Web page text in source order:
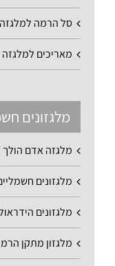
סל הרמה
מאריכים למלגזה
מלגזונים
מלגזה אדם הולך
מלגזונים
מלגזונים
מלגזון מתקן